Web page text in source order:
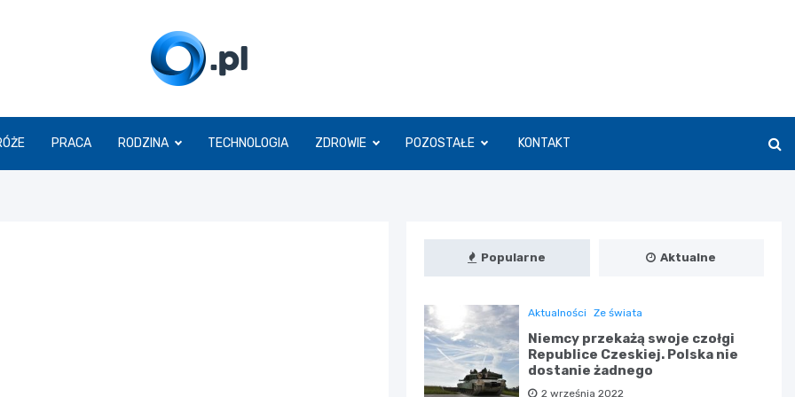
O.pl
PRACA RODZINA TECHNOLOGIA ZDROWIE POZOSTAŁE KONTAKT
Popularne Aktualne
Aktualności Ze świata
Niemcy przekażą swoje czołgi
Republice Czeskiej. Polska nie
dostanie żadnego
2 września 2022